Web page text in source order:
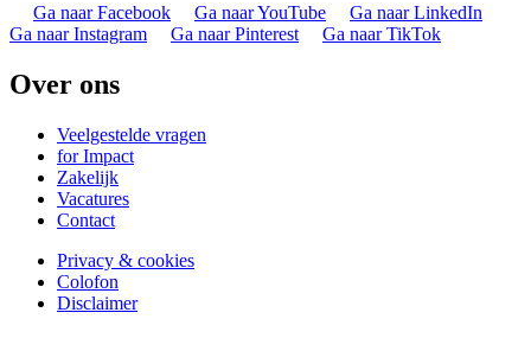
Ga naar Facebook Ga naar YouTube
Ga naar LinkedIn
Ga naar Instagram
Ga naar Pinterest Ga naar TikTok
Over ons
Veelgestelde vragen
for Impact
Zakelijk
Vacatures
Contact
Privacy & cookies
Colofon
Disclaimer